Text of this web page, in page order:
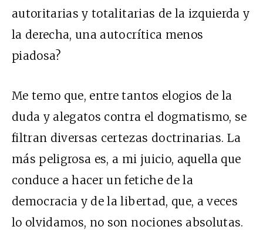
autoritarias y totalitarias de la izquierda y
la derecha, una autocrítica menos
piadosa?
Me temo que, entre tantos elogios de la
duda y alegatos contra el dogmatismo, se
filtran diversas certezas doctrinarias. La
más peligrosa es, a mi juicio, aquella que
conduce a hacer un fetiche de la
democracia y de la libertad, que, a veces
lo olvidamos, no son nociones absolutas.